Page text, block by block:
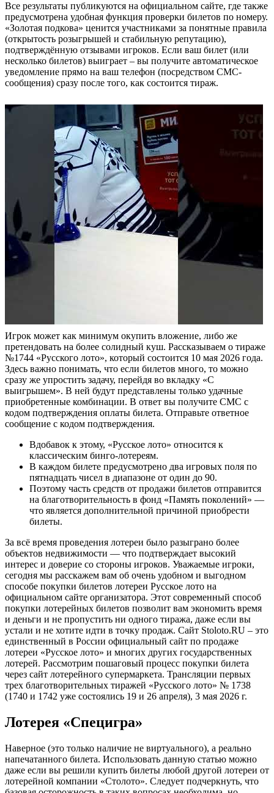
Все результаты публикуются на официальном сайте, где также
предусмотрена удобная функция проверки билетов по номеру.
«Золотая подкова» ценится участниками за понятные правила
(открытость розыгрышей и стабильную репутацию),
подтверждённую отзывами игроков. Если ваш билет (или
несколько билетов) выиграет – вы получите автоматическое
уведомление прямо на ваш телефон (посредством СМС-
сообщения) сразу после того, как состоится тираж.
Игрок может как минимум окупить вложение, либо же
претендовать на более солидный куш. Рассказываем о тираже
№1744 «Русского лото», который состоится 10 мая 2026 года.
Здесь важно понимать, что если билетов много, то можно
сразу же упростить задачу, перейдя во вкладку «С
выигрышем». В ней будут представлены только удачные
приобретенные комбинации. В ответ вы получите СМС с
кодом подтверждения оплаты билета. Отправьте ответное
сообщение с кодом подтверждения.
Вдобавок к этому, «Русское лото» относится к
классическим бинго-лотереям.
В каждом билете предусмотрено два игровых поля по
пятнадцать чисел в диапазоне от один до 90.
Поэтому часть средств от продажи билетов отправится
на благотворительность в фонд «Память поколений» —
что является дополнительной причиной приобрести
билеты.
За всё время проведения лотереи было разыграно более
объектов недвижимости — что подтверждает высокий
интерес и доверие со стороны игроков. Уважаемые игроки,
сегодня мы расскажем вам об очень удобном и выгодном
способе покупки билетов лотереи Русское лото на
официальном сайте организатора. Этот современный способ
покупки лотерейных билетов позволит вам экономить время
и деньги и не пропустить ни одного тиража, даже если вы
устали и не хотите идти в точку продаж. Сайт Stoloto.RU – это
единственный в России официальный сайт по продаже
лотереи «Русское лото» и многих других государственных
лотерей. Рассмотрим пошаговый процесс покупки билета
через сайт лотерейного супермаркета. Трансляции первых
трех благотворительных тиражей «Русского лото» № 1738
(1740 и 1742 уже состоялись 19 и 26 апреля), 3 мая 2026 г.
Лотерея «Специгра»
Наверное (это только наличие не виртуального), а реально
напечатанного билета. Использовать данную статью можно
даже если вы решили купить билеты любой другой лотереи от
лотерейной компании «Столото». Следует подчеркнуть, что